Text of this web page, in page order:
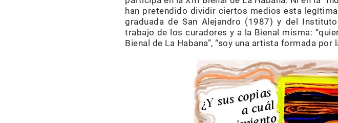
han pretendido dividir ciertos medios esta
graduada de San Alejandro (1987) y del
trabajo de los curadores y a la Bienal misma:
Bienal de La Habana”, “soy una artista formada por